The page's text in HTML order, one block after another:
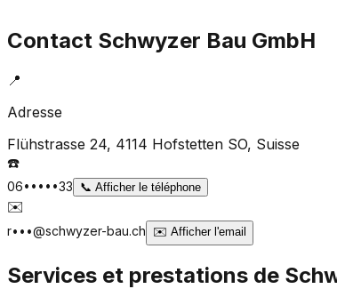
Contact Schwyzer Bau GmbH
📍
Adresse
Flühstrasse 24, 4114 Hofstetten SO, Suisse
☎️
06•••••33 📞 Afficher le téléphone
✉️
r•••@schwyzer-bau.ch ✉️ Afficher l'email
Services et prestations de